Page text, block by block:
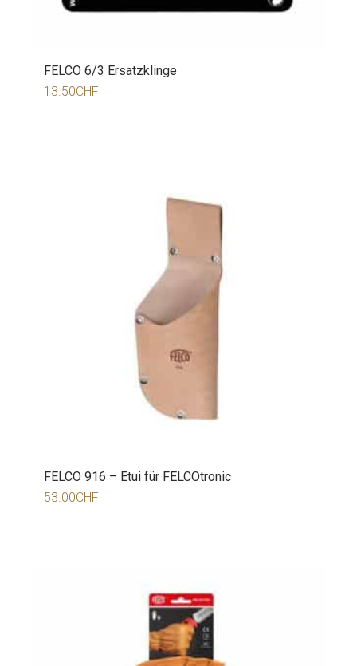
FELCO 6/3 Ersatzklinge
13.50CHF
FELCO 916 – Etui für FELCOtronic
53.00CHF